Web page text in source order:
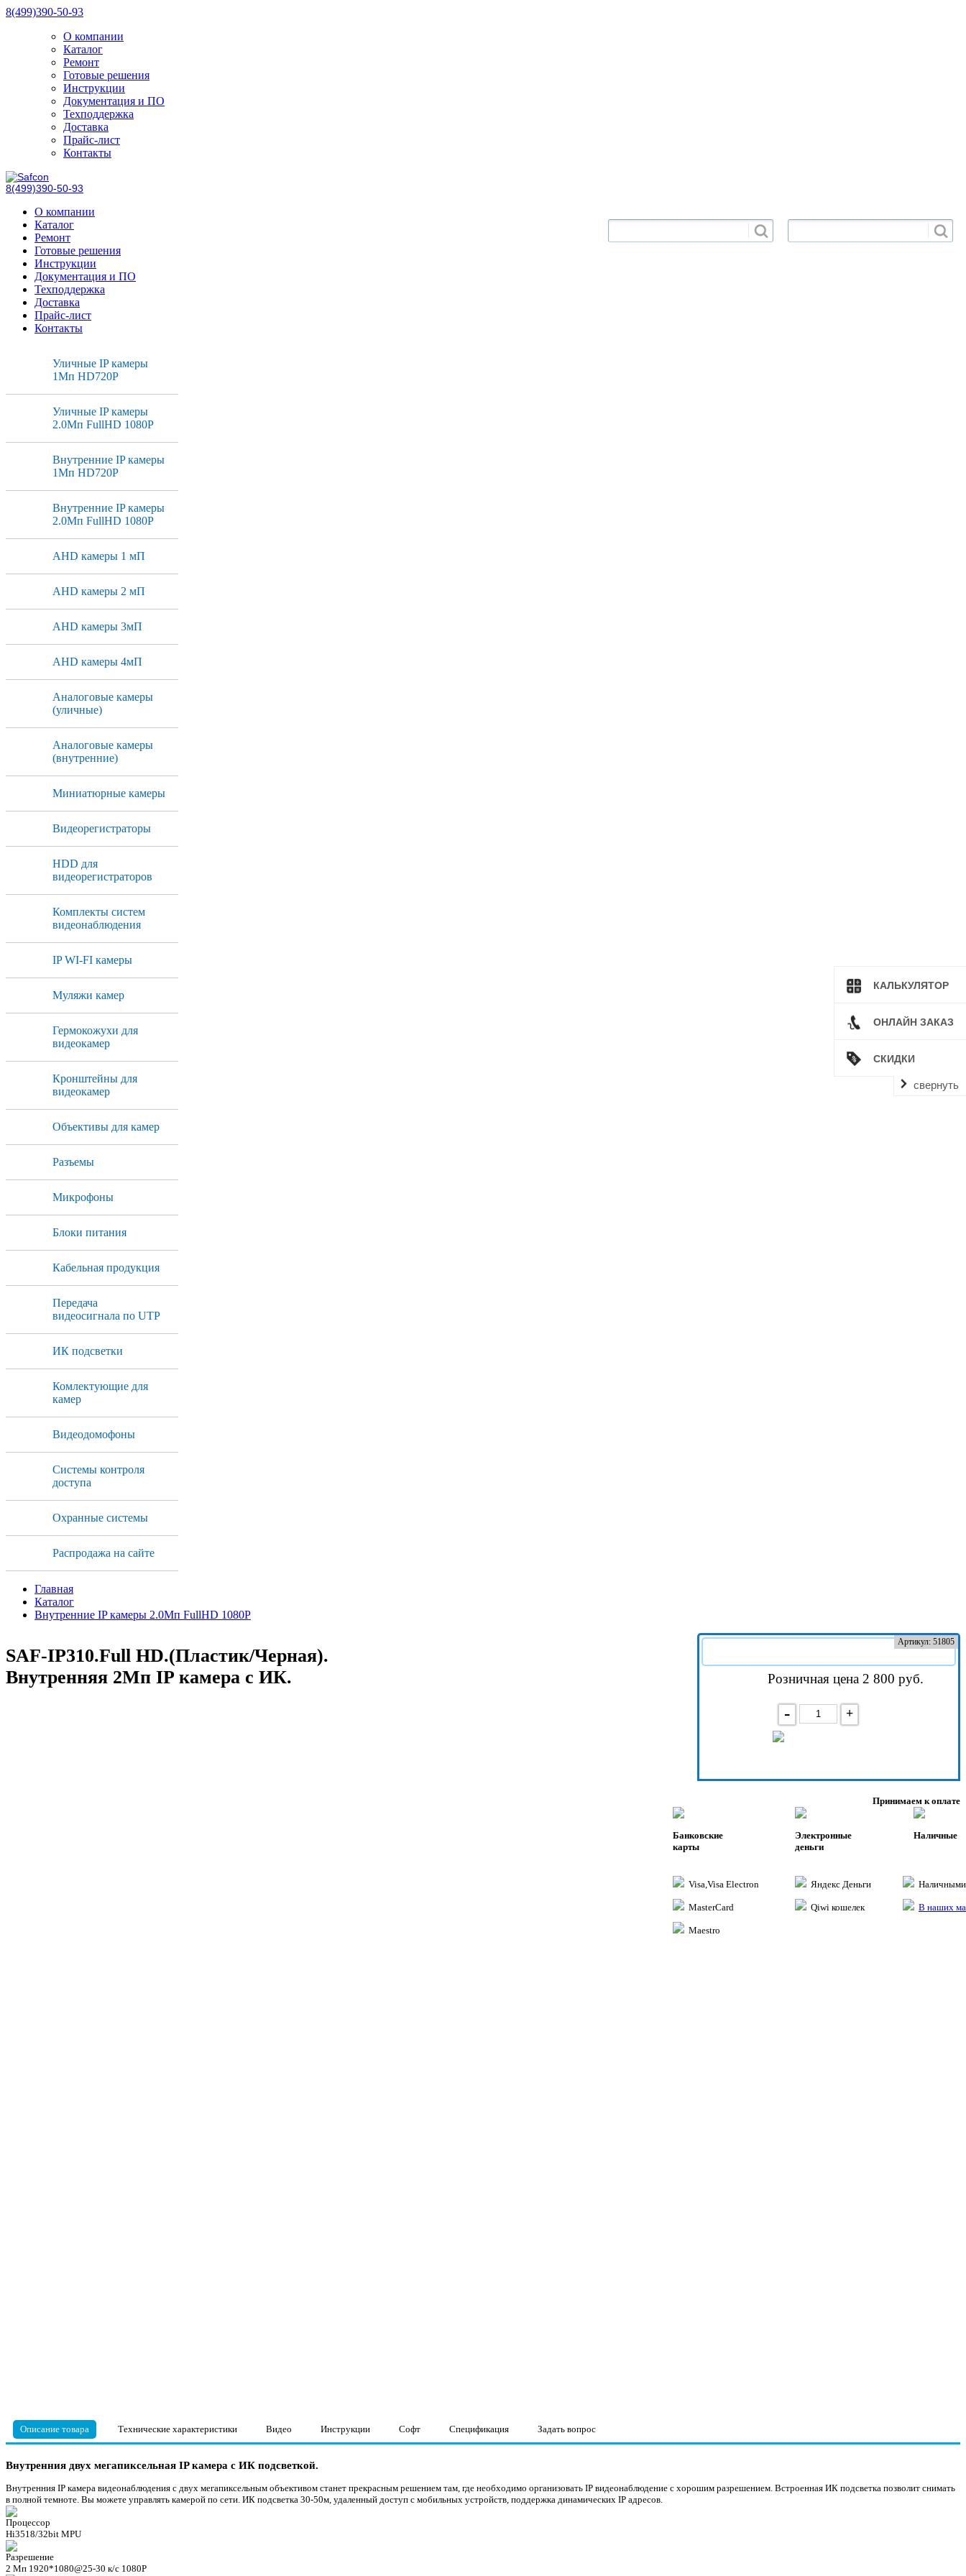
КАЛЬКУЛЯТОР
ОНЛАЙН ЗАКАЗ
СКИДКИ
свернуть
8(499)390-50-93
О компании
Каталог
Ремонт
Готовые решения
Инструкции
Документация и ПО
Техподдержка
Доставка
Прайс-лист
Контакты
8(499)390-50-93
О компании
Каталог
Ремонт
Готовые решения
Инструкции
Документация и ПО
Техподдержка
Доставка
Прайс-лист
Контакты
Уличные IP камеры
1Мп HD720P
Уличные IP камеры
2.0Мп FullHD 1080P
Внутренние IP камеры
1Мп HD720P
Внутренние IP камеры
2.0Мп FullHD 1080P
AHD камеры 1 мП
AHD камеры 2 мП
AHD камеры 3мП
AHD камеры 4мП
Аналоговые камеры
(уличные)
Аналоговые камеры
(внутренние)
Миниатюрные камеры
Видеорегистраторы
HDD для
видеорегистраторов
Комплекты систем
видеонаблюдения
IP WI-FI камеры
Муляжи камер
Гермокожухи для
видеокамер
Кронштейны для
видеокамер
Объективы для камер
Разъемы
Микрофоны
Блоки питания
Кабельная продукция
Передача
видеосигнала по UTP
ИК подсветки
Комлектующие для
камер
Видеодомофоны
Системы контроля
доступа
Охранные системы
Распродажа на сайте
Главная
Каталог
Внутренние IP камеры 2.0Мп FullHD 1080P
SAF-IP310.Full HD.(Пластик/Черная).
Внутренняя 2Мп IP камера с ИК.
Артикул: 51805
Розничная цена 2 800 руб.
- +
Принимаем к оплате
Банковские
карты
Visa,Visa Electron
MasterCard
Maestro
Электронные
деньги
Яндекс Деньги
Qiwi кошелек
Наличные
В наших
Описание товара Технические характеристики Видео Инструкции Софт Спецификация Задать вопрос
Внутренния двух мегапиксельная IP камера с ИК подсветкой.
Внутренния IP камера видеонаблюдения с двух мегапиксельным объективом станет прекрасным решением там, где необходимо организовать IP видеонаблюдение с хорошим разрешением. Встроенная ИК подсветка позволит снимать
в полной темноте. Вы можете управлять камерой по сети. ИК подсветка 30-50м, удаленный доступ с мобильных устройств, поддержка динамических IP адресов.
Процессор
Hi3518/32bit MPU
Разрешение
2 Мп 1920*1080@25-30 к/c 1080P